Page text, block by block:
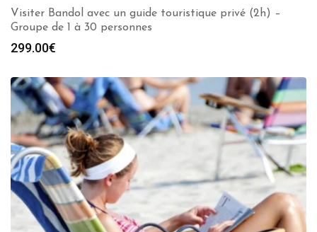
Visiter Bandol avec un guide touristique privé (2h) –
Groupe de 1 à 30 personnes
299.00€